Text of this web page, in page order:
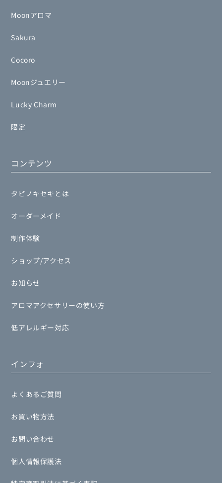
Moonアロマ
Sakura
Cocoro
Moonジュエリー
Lucky Charm
限定
コンテンツ
タビノキセキとは
オーダーメイド
制作体験
ショップ/アクセス
お知らせ
アロマアクセサリーの使い方
低アレルギー対応
インフォ
よくあるご質問
お買い物方法
お問い合わせ
個人情報保護法